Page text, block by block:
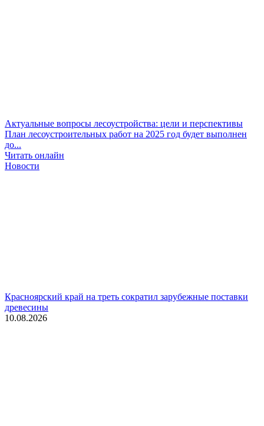
Актуальные вопросы лесоустройства: цели и перспективы
План лесоустроительных работ на 2025 год будет выполнен
до...
Читать онлайн
Новости
Красноярский край на треть сократил зарубежные поставки
древесины
10.08.2026